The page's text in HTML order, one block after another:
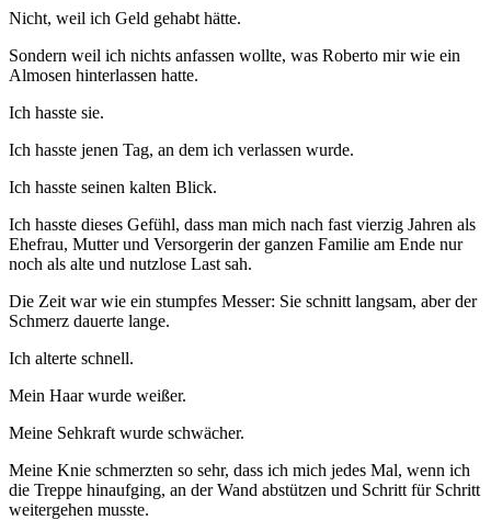
Nicht, weil ich Geld gehabt hätte.
Sondern weil ich nichts anfassen wollte, was Roberto mir wie ein
Almosen hinterlassen hatte.
Ich hasste sie.
Ich hasste jenen Tag, an dem ich verlassen wurde.
Ich hasste seinen kalten Blick.
Ich hasste dieses Gefühl, dass man mich nach fast vierzig Jahren als
Ehefrau, Mutter und Versorgerin der ganzen Familie am Ende nur
noch als alte und nutzlose Last sah.
Die Zeit war wie ein stumpfes Messer: Sie schnitt langsam, aber der
Schmerz dauerte lange.
Ich alterte schnell.
Mein Haar wurde weißer.
Meine Sehkraft wurde schwächer.
Meine Knie schmerzten so sehr, dass ich mich jedes Mal, wenn ich
die Treppe hinaufging, an der Wand abstützen und Schritt für Schritt
weitergehen musste.